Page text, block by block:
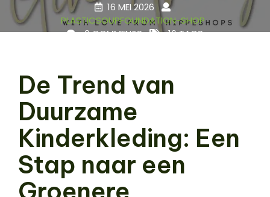
16 MEI 2026
PLASTICSOUPFOUNDATION-SHOP
0 COMMENTS
16 TAGS
De Trend van
Duurzame
Kinderkleding: Een
Stap naar een